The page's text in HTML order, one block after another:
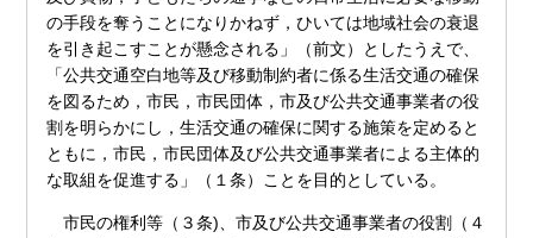
の手段を奪うことになりかねず，ひいては地域社会の衰退
を引き起こすことが懸念される」（前文）としたうえで、
「公共交通空白地等及び移動制約者に係る生活交通の確保
を図るため，市民，市民団体，市及び公共交通事業者の役
割を明らかにし，生活交通の確保に関する施策を定めると
ともに，市民，市民団体及び公共交通事業者による主体的
な取組を促進する」（１条）ことを目的としている。
市民の権利等（３条)、市及び公共交通事業者の役割（４